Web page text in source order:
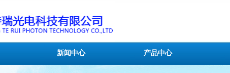
新闻中心 产品中心